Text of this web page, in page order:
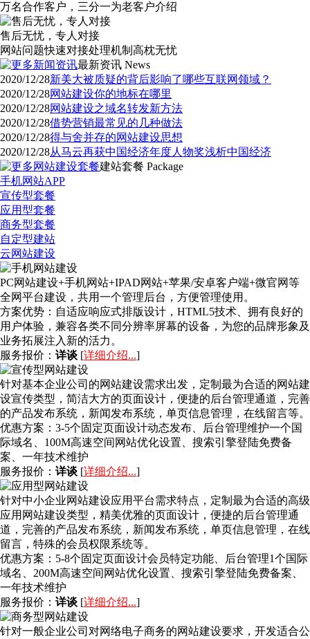
万名合作客户，三分一为老客户介绍
售后无忧，专人对接
网站问题快速对接处理机制高枕无忧
最新资讯 News
2020/12/28新美大被质疑的背后影响了哪些互联网领域？
2020/12/28网站建设你的地标在哪里
2020/12/28网站建设之域名转发新方法
2020/12/28借势营销最常见的几种做法
2020/12/28得与舍并存的网站建设思想
2020/12/28从马云再获中国经济年度人物奖浅析中国经济
建站套餐 Package
手机网站APP
宣传型套餐
应用型套餐
商务型套餐
自定型建站
云网站建设
PC网站建设+手机网站+IPAD网站+苹果/安卓客户端+微官网等
全网平台建设，共用一个管理后台，方便管理使用。
方案优势： 自适应响应式排版设计，HTML5技术、拥有良好的
用户体验，兼容各类不同分辨率屏幕的设备，为您的品牌形象及
业务拓展注入新的活力。
服务报价： 详谈 [详细介绍...]
针对基本企业公司的网站建设需求出发，定制最为合适的网站建
设宣传类型，简洁大方的页面设计，便捷的后台管理通道，完善
的产品发布系统，新闻发布系统，单页信息管理，在线留言等。
优惠方案： 3-5个固定页面设计动态发布、后台管理维护一个国
际域名、100M高速空间网站优化设置、搜索引擎登陆免费备
案、一年技术维护
服务报价： 详谈 [详细介绍...]
针对中小企业网站建设应用平台需求特点，定制最为合适的高级
应用网站建设类型，精美优雅的页面设计，便捷的后台管理通
道，完善的产品发布系统，新闻发布系统，单页信息管理，在线
留言，特殊的会员权限系统等。
优惠方案： 5-8个固定页面设计会员特定功能、后台管理1个国际
域名、200M高速空间网站优化设置、搜索引擎登陆免费备案、
一年技术维护
服务报价： 详谈 [详细介绍...]
针对一般企业公司对网络电子商务的网站建设要求，开发适合公